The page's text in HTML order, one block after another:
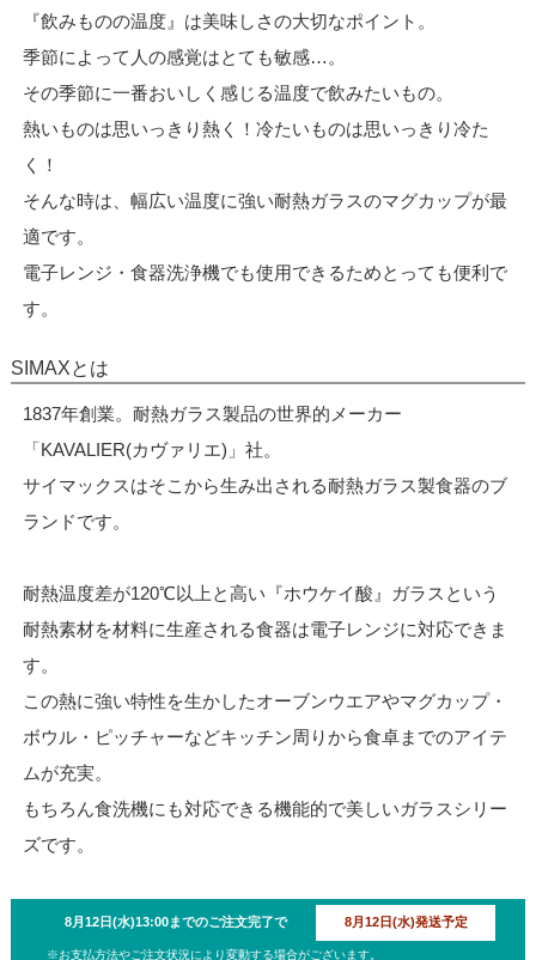
『飲みものの温度』は美味しさの大切なポイント。
季節によって人の感覚はとても敏感…。
その季節に一番おいしく感じる温度で飲みたいもの。
熱いものは思いっきり熱く！冷たいものは思いっきり冷た
く！
そんな時は、幅広い温度に強い耐熱ガラスのマグカップが最
適です。
電子レンジ・食器洗浄機でも使用できるためとっても便利で
す。
SIMAXとは
1837年創業。耐熱ガラス製品の世界的メーカー
「KAVALIER(カヴァリエ)」社。
サイマックスはそこから生み出される耐熱ガラス製食器のブ
ランドです。
耐熱温度差が120℃以上と高い『ホウケイ酸』ガラスという
耐熱素材を材料に生産される食器は電子レンジに対応できま
す。
この熱に強い特性を生かしたオーブンウエアやマグカップ・
ボウル・ピッチャーなどキッチン周りから食卓までのアイテ
ムが充実。
もちろん食洗機にも対応できる機能的で美しいガラスシリー
ズです。